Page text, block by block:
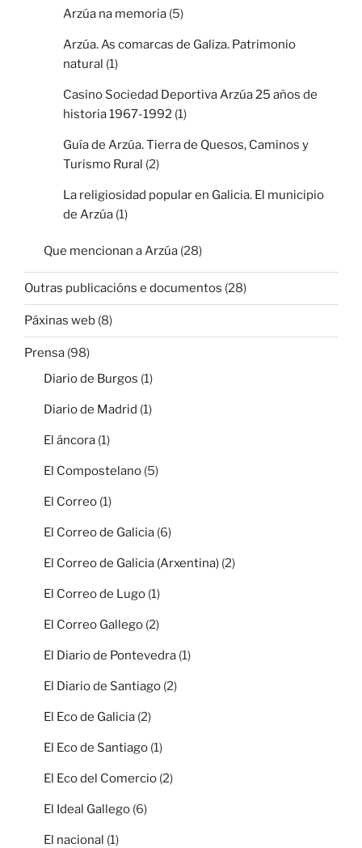
Arzúa na memoria (5)
Arzúa. As comarcas de Galiza. Patrimonio
natural (1)
Casino Sociedad Deportiva Arzúa 25 años de
historia 1967-1992 (1)
Guía de Arzúa. Tierra de Quesos, Caminos y
Turismo Rural (2)
La religiosidad popular en Galicia. El municipio
de Arzúa (1)
Que mencionan a Arzúa (28)
Outras publicacións e documentos (28)
Páxinas web (8)
Prensa (98)
Diario de Burgos (1)
Diario de Madrid (1)
El áncora (1)
El Compostelano (5)
El Correo (1)
El Correo de Galicia (6)
El Correo de Galicia (Arxentina) (2)
El Correo de Lugo (1)
El Correo Gallego (2)
El Diario de Pontevedra (1)
El Diario de Santiago (2)
El Eco de Galicia (2)
El Eco de Santiago (1)
El Eco del Comercio (2)
El Ideal Gallego (6)
El nacional (1)